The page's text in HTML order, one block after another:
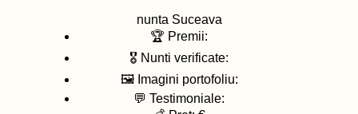
nunta Suceava
🏆 Premii:
🎖️ Nunti verificate:
🖼️ Imagini portofoliu:
💬 Testimoniale: